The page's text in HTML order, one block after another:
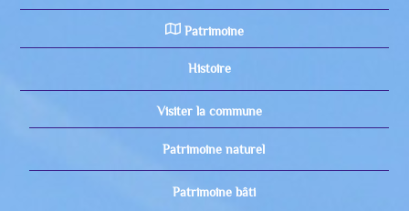
Patrimoine
Histoire
Visiter la commune
Patrimoine naturel
Patrimoine bâti